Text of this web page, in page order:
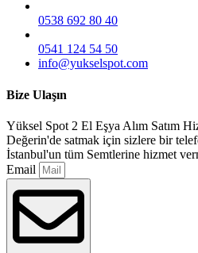
0538 692 80 40
0541 124 54 50
info@yukselspot.com
Bize Ulaşın
Yüksel Spot 2 El Eşya Alım Satım
Değerin'de satmak için sizlere bir
İstanbul'un tüm Semtlerine hizmet
Email